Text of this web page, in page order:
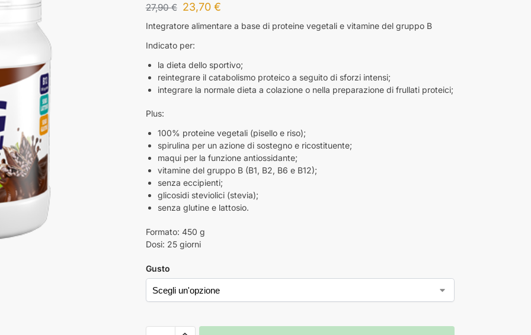
27,90€ 23,70 €
Integratore alimentare a base di proteine vegetali e vitamine del gruppo B
Indicato per:
la dieta dello sportivo;
reintegrare il catabolismo proteico a seguito di sforzi intensi;
integrare la normale dieta a colazione o nella preparazione di frullati proteici;
Plus:
100% proteine vegetali (pisello e riso);
spirulina per un azione di sostegno e ricostituente;
maqui per la funzione antiossidante;
vitamine del gruppo B (B1, B2, B6 e B12);
senza eccipienti;
glicosidi steviolici (stevia);
senza glutine e lattosio.
Formato: 450 g
Dosi: 25 giorni
Gusto